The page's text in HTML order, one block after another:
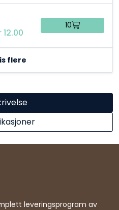
10
flere
leveringsprogram av